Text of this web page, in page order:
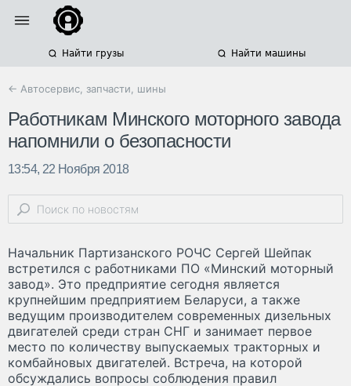
Найти грузы Найти машины
← Автосервис, запчасти, шины
Работникам Минского моторного завода
напомнили о безопасности
13:54, 22 Ноября 2018
Начальник Партизанского РОЧС Сергей Шейпак
встретился с работниками ПО «Минский моторный
завод». Это предприятие сегодня является
крупнейшим предприятием Беларуси, а также
ведущим производителем современных дизельных
двигателей среди стран СНГ и занимает первое
место по количеству выпускаемых тракторных и
комбайновых двигателей. Встреча, на которой
обсуждались вопросы соблюдения правил